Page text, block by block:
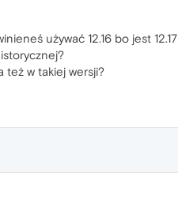
używać 12.16 bo jest 12.17
też w takiej wersji?